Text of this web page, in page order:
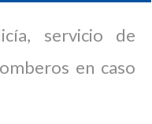
servicio de
en caso